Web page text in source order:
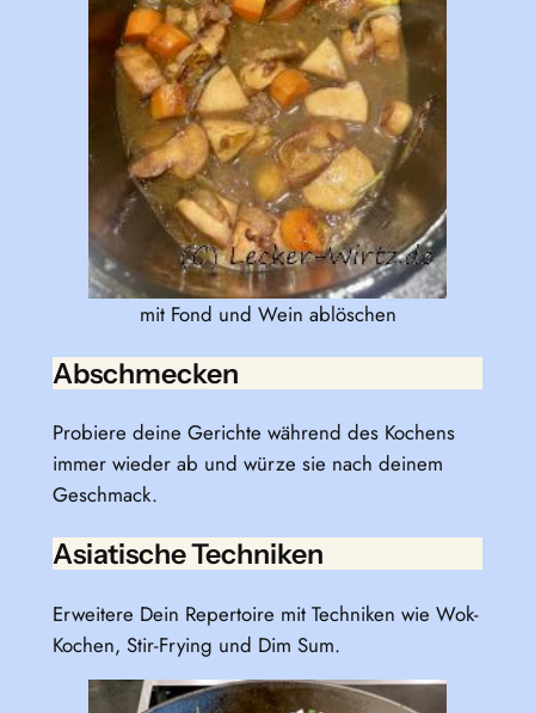
mit Fond und Wein ablöschen
Abschmecken
Probiere deine Gerichte während des Kochens
immer wieder ab und würze sie nach deinem
Geschmack.
Asiatische Techniken
Erweitere Dein Repertoire mit Techniken wie Wok-
Kochen, Stir-Frying und Dim Sum.